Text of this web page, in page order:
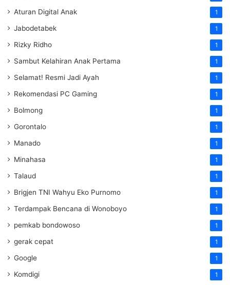
Aturan Digital Anak 1
Jabodetabek 1
Rizky Ridho 1
Sambut Kelahiran Anak Pertama 1
Selamat! Resmi Jadi Ayah 1
Rekomendasi PC Gaming 1
Bolmong 1
Gorontalo 1
Manado 1
Minahasa 1
Talaud 1
Brigjen TNI Wahyu Eko Purnomo 1
Terdampak Bencana di Wonoboyo 1
pemkab bondowoso 1
gerak cepat 1
Google 1
Komdigi 1